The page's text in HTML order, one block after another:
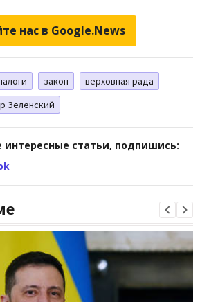
нас в Google.News
закон
верховная рада
Зеленский
интересные статьи, подпишись: